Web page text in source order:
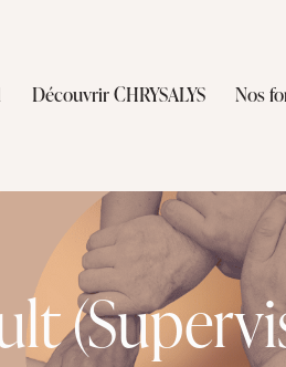
Découvrir CHRYSALYS Nos